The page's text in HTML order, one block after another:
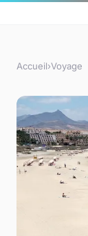
Accueil›Voyage